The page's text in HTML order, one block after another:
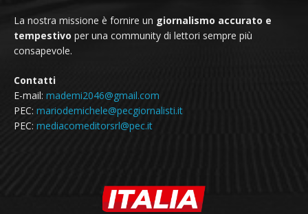
La nostra missione è fornire un giornalismo accurato e
tempestivo per una community di lettori sempre più
consapevole.
Contatti
E-mail: mademi2046@gmail.com
PEC: mariodemichele@pecgiornalisti.it
PEC: mediacomeditorsrl@pec.it